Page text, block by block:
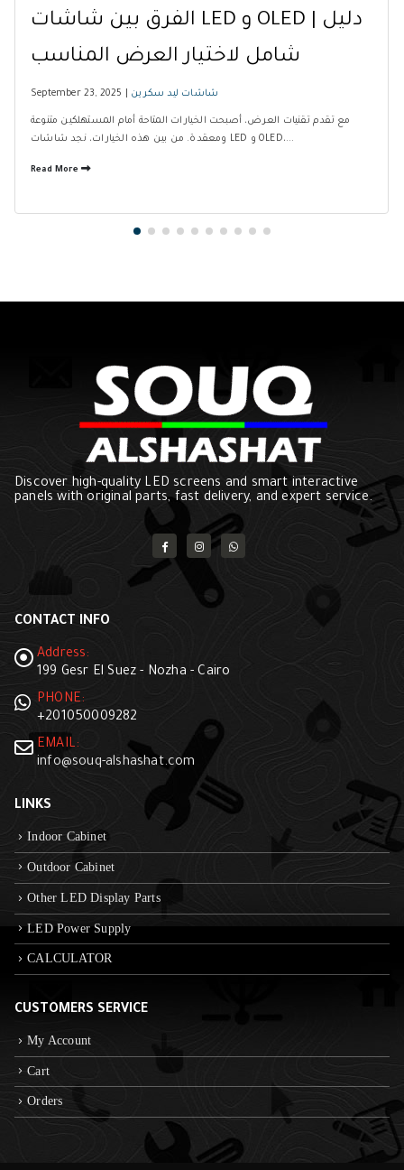
الفرق بين شاشات LED و OLED | دليل
شامل لاختيار العرض المناسب
September 23, 2025 | شاشات ليد سكرين
مع تقدم تقنيات العرض، أصبحت الخيارات المتاحة أمام المستهلكين متنوعة
ومعقدة. من بين هذه الخيارات، نجد شاشات LED و OLED،...
Read More
Discover high-quality LED screens and smart interactive
panels with original parts, fast delivery, and expert service.
CONTACT INFO
Address:
199 Gesr El Suez - Nozha - Cairo
PHONE:
+201050009282
EMAIL:
info@souq-alshashat.com
LINKS
Indoor Cabinet
Outdoor Cabinet
Other LED Display Parts
LED Power Supply
CALCULATOR
CUSTOMERS SERVICE
My Account
Cart
Orders